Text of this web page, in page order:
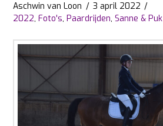
Aschwin van Loon
3 april 2022
2022,Foto's,Paardrijden,Sanne & Puk